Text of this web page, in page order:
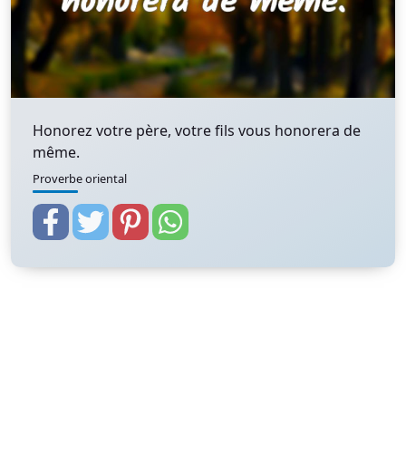
Honorez votre père, votre fils vous honorera de
même.
Proverbe oriental